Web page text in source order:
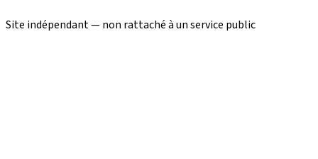
Site indépendant — non rattaché à un service public